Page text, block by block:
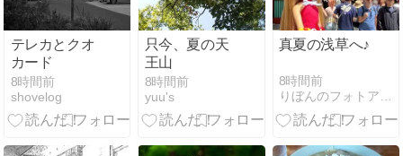
テレカとクオ
カード
8時間前
shovelog
只今、夏の天
王山
8時間前
yuu's
真夏の浅草へ♪
8時間前